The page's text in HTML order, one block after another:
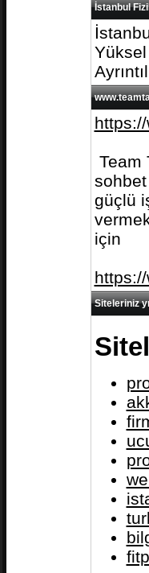
İstanbul
Team
güçlü
için
Siteleriniz